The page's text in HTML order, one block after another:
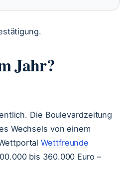
Jahr?
Die Boulevardzeitung
Wechsels von einem
Wettfreunde
bis 360.000 Euro –